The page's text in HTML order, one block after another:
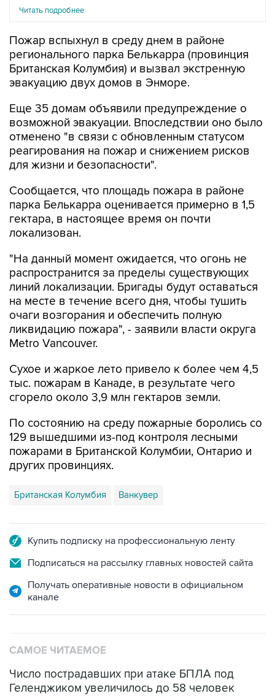
Читать подробнее
Пожар вспыхнул в среду днем в районе
регионального парка Белькарра (провинция
Британская Колумбия) и вызвал экстренную
эвакуацию двух домов в Энморе.
Еще 35 домам объявили предупреждение о
возможной эвакуации. Впоследствии оно было
отменено "в связи с обновленным статусом
реагирования на пожар и снижением рисков
для жизни и безопасности".
Сообщается, что площадь пожара в районе
парка Белькарра оценивается примерно в 1,5
гектара, в настоящее время он почти
локализован.
"На данный момент ожидается, что огонь не
распространится за пределы существующих
линий локализации. Бригады будут оставаться
на месте в течение всего дня, чтобы тушить
очаги возгорания и обеспечить полную
ликвидацию пожара", - заявили власти округа
Metro Vancouver.
Сухое и жаркое лето привело к более чем 4,5
тыс. пожарам в Канаде, в результате чего
сгорело около 3,9 млн гектаров земли.
По состоянию на среду пожарные боролись со
129 вышедшими из-под контроля лесными
пожарами в Британской Колумбии, Онтарио и
других провинциях.
Британская Колумбия Ванкувер
Купить подписку на профессиональную ленту
Подписаться на рассылку главных новостей сайта
Получать оперативные новости в официальном
канале
САМОЕ ЧИТАЕМОЕ
Число пострадавших при атаке БПЛА под
Геленджиком увеличилось до 58 человек